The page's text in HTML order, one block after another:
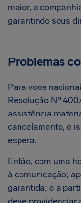
maior, a
garantindo seus
Problemas
Para voos
Resolução Nº
assistência
cancelamento, e
espera.
Então, com uma
à comunicação;
garantida; e a